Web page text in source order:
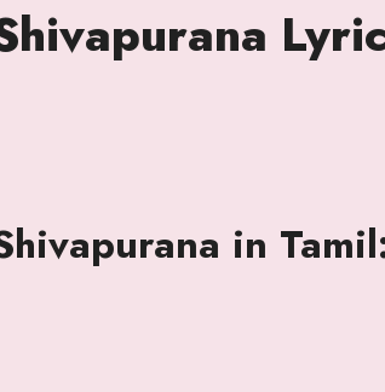
in